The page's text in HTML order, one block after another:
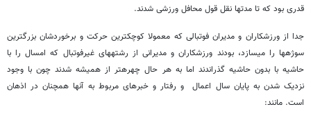
قدری بود که تا مدت‎ها نقل قول محافل ورزشی شدند.
جدا از ورزشکاران و مدیران فوتبالی که معمولا کوچکترین حرکت و برخوردشان بزرگترین
سوژه‎ها را می‎سازد، بودند ورزشکاران و مدیرانی از رشته‎های غیرفوتبال که امسال را با
حاشیه با بدون حاشیه گذراندند اما به هر حال چهره‎تر از همیشه شدند چون با وجود
نزدیک شدن به پایان سال اعمال و رفتار و خبرهای مربوط به آنها همچنان در اذهان
است. مانند: